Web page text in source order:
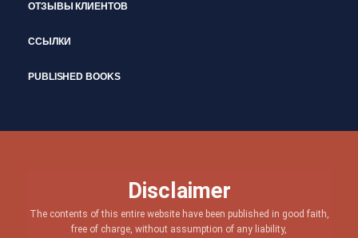
ОТЗЫВЫ КЛИЕНТОВ
ССЫЛКИ
PUBLISHED BOOKS
Disclaimer
The contents of this entire website have been published in good faith,
free of charge, without assumption of any liability,